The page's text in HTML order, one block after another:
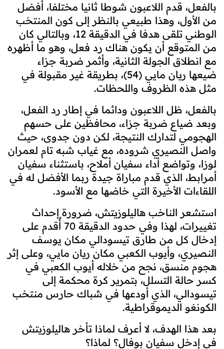
بالفعل، قدم اللاعبون شوطا ثانيا مختلفا، أفضل
من الأول، وهذا طبيعي بالنظر إلى كون المنتخب
الوطني تلقى هدفا في الدقيقة 12، وبالتالي كان
من المتوقع أن يكون هناك رد فعل، وهو ما أظهره
مع انطلاق الجولة الثانية، وأثمر ضربة جزاء
ضيعها ريان مايي (54)، بطريقة غير مقبولة في
مثل هذه الظروف واللحظات.
بالفعل، ظل اللاعبون ودائما في إطار رد الفعل،
وبعد ضياع ضربة جزاء، محافظين على حسهم
الهجومي لتدارك النتيجة، لكن دون جدوى، حيث
واصل النصيري شروده، مع غياب شبه تام لعمران
لوزا، وتواضع أداء سفيان أملاح، باستثناء سفيان
أمرابط، الذي قدم مباراة جيدة ربما الأفضل له في
اللقاءات الأخيرة التي خاضها مع الأسود.
استشعر الناخب هاليلوزيتش، ضرورة إحداث
تغييرات، لهذا وفي حدود الدقيقة 70 أٌقدم على
إدخال كل من طارق تيسودالي مكان يوسف
النصيري، وأيوب الكعبي مكان ريان مايي، وعلى إثر
هجوم منسق، نجح من خلاله أيوب الكعبي في
كسر حالة التسلل، بتمرير كرة محكمة إلى
تيسودالي، الذي أودعها في شباك حارس منتخب
الكونغو الديموقراطية.
بعد هذا الهدف، لا أعرف لماذا تأخر هاليلوزيتش
في إدخل سفيان بوفال؟ لماذا؟